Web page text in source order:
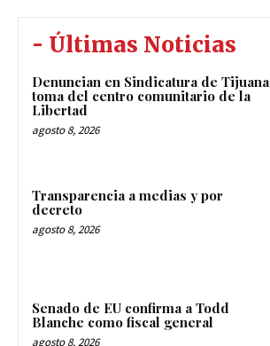
- Últimas Noticias
Denuncian en Sindicatura de Tijuana
toma del centro comunitario de la
Libertad
agosto 8, 2026
Transparencia a medias y por
decreto
agosto 8, 2026
Senado de EU confirma a Todd
Blanche como fiscal general
agosto 8, 2026